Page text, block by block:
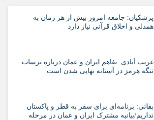
پزشکیان: جامعه امروز بیش از هر زمان به
همدلی و اخلاق قرآنی نیاز دارد
غریب آبادی: تفاهم ایران و عمان درباره ترتیبات
تنگه هرمز در آستانه نهایی شدن است
بقائی: برنامه‌ای برای سفر به قطر و پاکستان
نداریم/بیانیه مشترک ایران و عمان در مرحله